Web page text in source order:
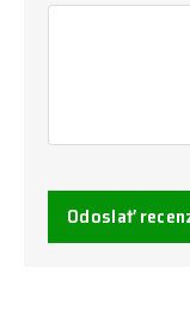
Odoslať